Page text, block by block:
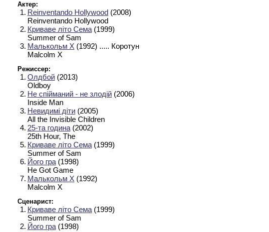
Актер:
1. Reinventando Hollywood (2008)
Reinventando Hollywood
2. Криваве літо Сема (1999)
Summer of Sam
3. Малькольм X (1992) ..... Коротун
Malcolm X
Режиссер:
1. Олдбой (2013)
Oldboy
2. Не спійманий - не злодій (2006)
Inside Man
3. Невидимі діти (2005)
All the Invisible Children
4. 25-та година (2002)
25th Hour, The
5. Криваве літо Сема (1999)
Summer of Sam
6. Його гра (1998)
He Got Game
7. Малькольм X (1992)
Malcolm X
Сценарист:
1. Криваве літо Сема (1999)
Summer of Sam
2. Його гра (1998)